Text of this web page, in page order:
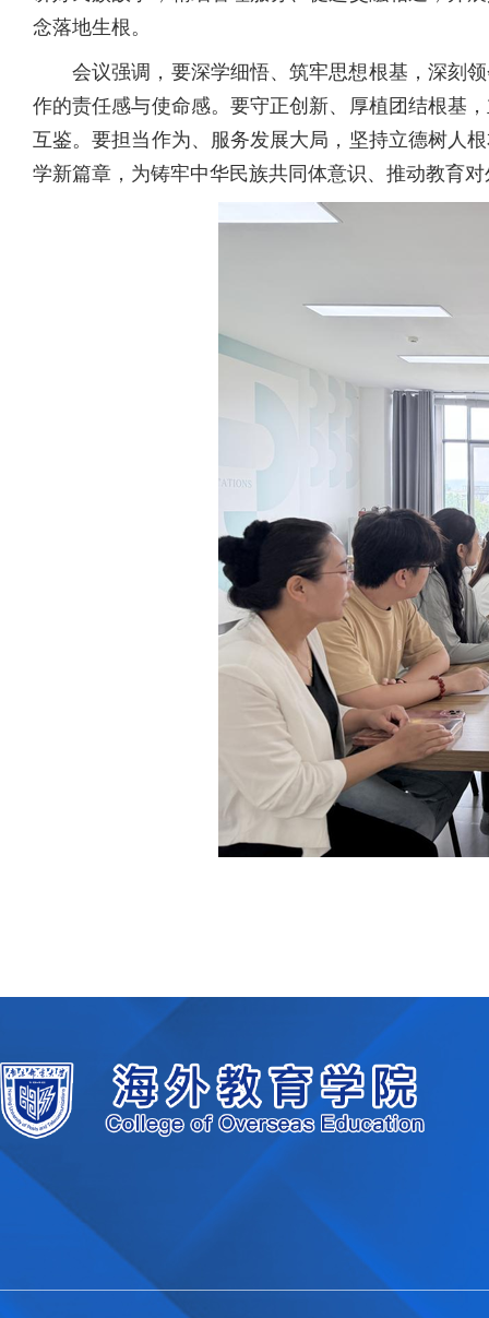
念落地生根。
会议强调，要深学细悟、筑牢思想根基，深刻
作的责任感与使命感。要守正创新、厚植团结根基
互鉴。要担当作为、服务发展大局，坚持立德树人
学新篇章，为铸牢中华民族共同体意识、推动教育